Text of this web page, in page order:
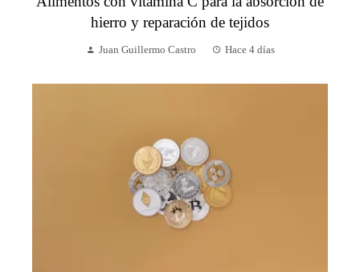
hierro y reparación de tejidos
Juan Guillermo Castro Hace 4 días